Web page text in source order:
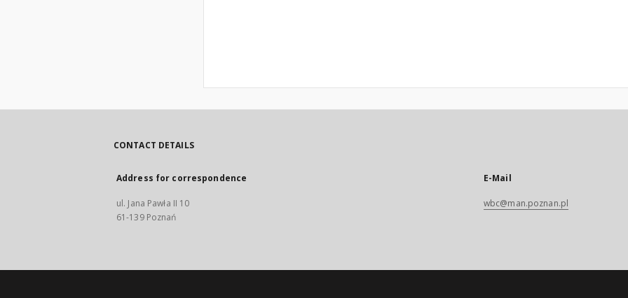
CONTACT DETAILS
Address for correspondence
ul. Jana Pawła II 10
61-139 Poznań
E-Mail
wbc@man.poznan.pl